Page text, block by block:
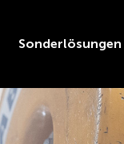
Sonderlösungen